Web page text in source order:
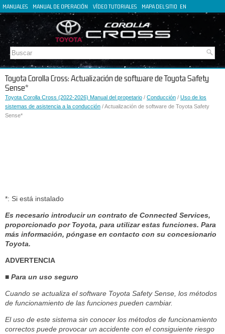
MANUALES MANUAL DE OPERACIÓN VÍDEO TUTORIALES MAPA DEL SITIO EN
FR
IT
Toyota Corolla Cross: Actualización de software de Toyota Safety
Sense*
Toyota Corolla Cross (2022-2026) Manual del propetario / Conducción / Uso de los
sistemas de asistencia a la conducción / Actualización de software de Toyota Safety
Sense*
*: Si está instalado
Es necesario introducir un contrato de Connected Services,
proporcionado por Toyota, para utilizar estas funciones. Para
más información, póngase en contacto con su concesionario
Toyota.
ADVERTENCIA
■ Para un uso seguro
Cuando se actualiza el software Toyota Safety Sense, los métodos
de funcionamiento de las funciones pueden cambiar.
El uso de este sistema sin conocer los métodos de funcionamiento
correctos puede provocar un accidente con el consiguiente riesgo